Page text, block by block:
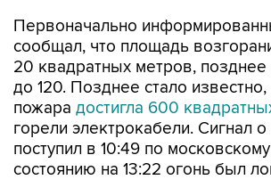
Первоначально
сообщал, что площадь
20 квадратных метров, позднее
до 120. Позднее стало
пожара достигла 600
горели электрокабели. Сигнал
поступил в 10:49 по
состоянию на 13:22 огонь был